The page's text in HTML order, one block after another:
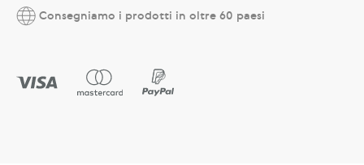
Consegniamo i prodotti in oltre 60 paesi